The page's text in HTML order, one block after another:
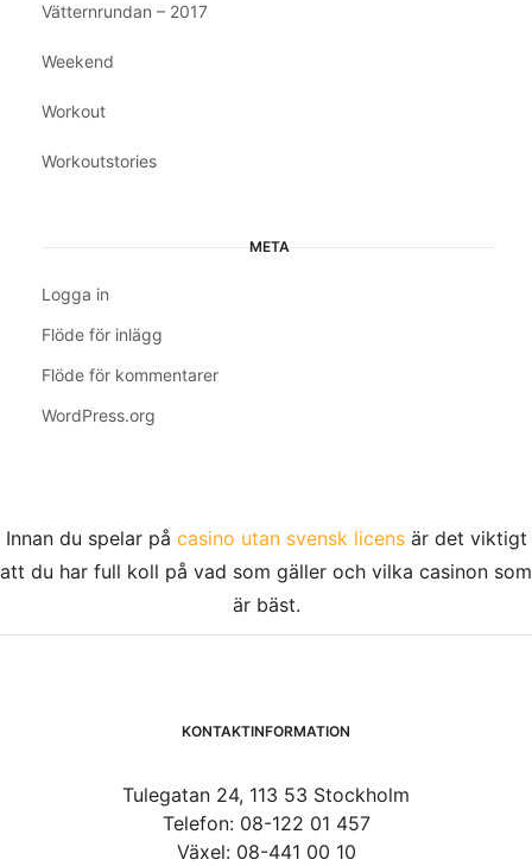
Vätternrundan – 2017
Weekend
Workout
Workoutstories
META
Logga in
Flöde för inlägg
Flöde för kommentarer
WordPress.org
Innan du spelar på casino utan svensk licensär det viktigt
att du har full koll på vad som gäller och vilka casinon som
är bäst.
KONTAKTINFORMATION
Tulegatan 24, 113 53 Stockholm
Telefon: 08-122 01 457
Växel: 08-441 00 10